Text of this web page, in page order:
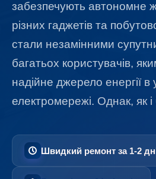
забезпечують автономне
різних гаджетів та
стали незамінними
багатьох користувачів,
надійне джерело енергії в
електромережі. Однак, як
Швидкий ремонт за 1-2